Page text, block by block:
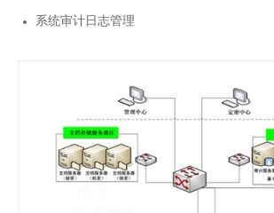
系统审计日志管理